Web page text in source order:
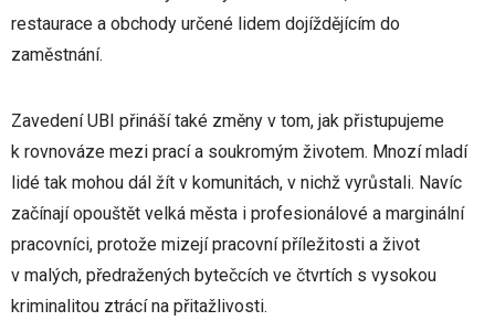
restaurace a obchody určené lidem dojíždějícím do
zaměstnání.
Zavedení UBI přináší také změny v tom, jak přistupujeme
k rovnováze mezi prací a soukromým životem. Mnozí mladí
lidé tak mohou dál žít v komunitách, v nichž vyrůstali. Navíc
začínají opouštět velká města i profesionálové a marginální
pracovníci, protože mizejí pracovní příležitosti a život
v malých, předražených bytečcích ve čtvrtích s vysokou
kriminalitou ztrácí na přitažlivosti.